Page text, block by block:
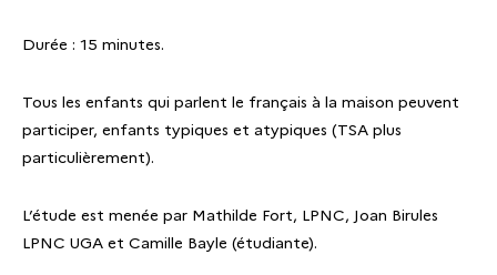
Durée : 15 minutes.
Tous les enfants qui parlent le français à la maison peuvent
participer, enfants typiques et atypiques (TSA plus
particulièrement).
L’étude est menée par Mathilde Fort, LPNC, Joan Birules
LPNC UGA et Camille Bayle (étudiante).